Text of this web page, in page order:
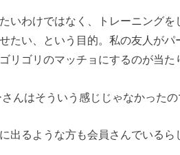
いわけではなく、トレーニング
たい、という目的。私の友人が
リゴリのマッチョにするのが当た
んはそういう感じじゃなかったの
出るような方も会員さんでいるら